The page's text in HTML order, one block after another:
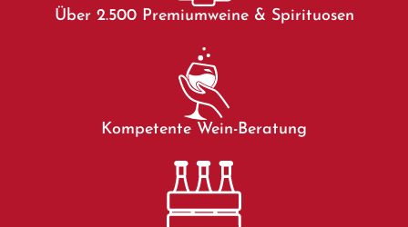
Über 2.500 Premiumweine & Spirituosen
Kompetente Wein-Beratung